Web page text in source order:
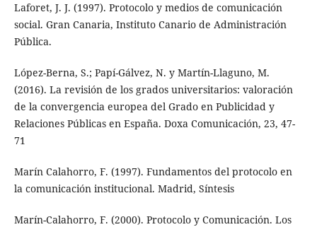
Laforet, J. J. (1997). Protocolo y medios de comunicación
social. Gran Canaria, Instituto Canario de Administración
Pública.
López-Berna, S.; Papí-Gálvez, N. y Martín-Llaguno, M.
(2016). La revisión de los grados universitarios: valoración
de la convergencia europea del Grado en Publicidad y
Relaciones Públicas en España. Doxa Comunicación, 23, 47-
71
Marín Calahorro, F. (1997). Fundamentos del protocolo en
la comunicación institucional. Madrid, Síntesis
Marín-Calahorro, F. (2000). Protocolo y Comunicación. Los